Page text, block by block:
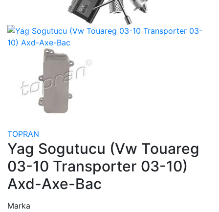
TOPRAN
Yag Sogutucu (Vw Touareg
03-10 Transporter 03-10)
Axd-Axe-Bac
Marka